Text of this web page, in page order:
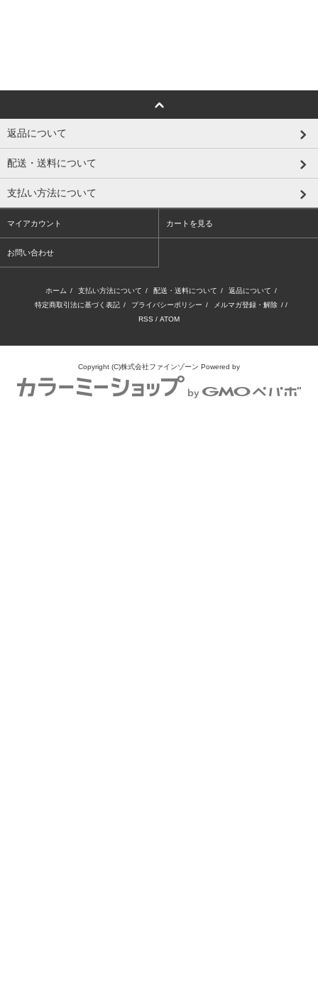
返品について
配送・送料について
支払い方法について
マイアカウント カートを見る
お問い合わせ
ホーム / 支払い方法について / 配送・送料について / 返品について /
特定商取引法に基づく表記 / プライバシーポリシー / メルマガ登録・解除 / /
RSS / ATOM
Copyright (C)株式会社ファインゾーン Powered by